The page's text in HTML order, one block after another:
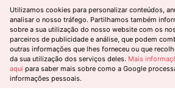
Utilizamos cookies para personalizar conteúdos,
analisar o nosso tráfego. Partilhamos também
sobre a sua utilização do nosso website com os
parceiros de publicidade e análise, que podem
outras informações que lhes forneceu ou que
da sua utilização dos serviços deles. Mais
aqui para saber mais sobre como a Google
informações pessoais.